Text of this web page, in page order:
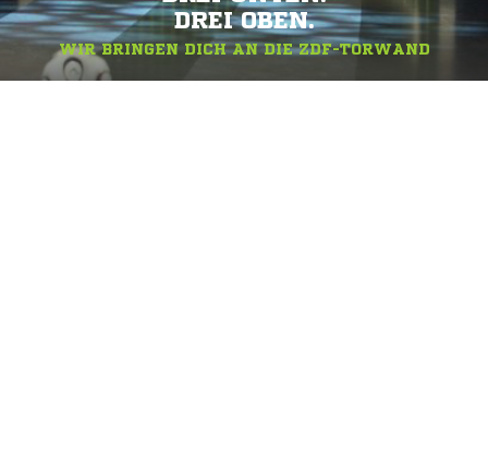
DREI OBEN.
WIR BRINGEN DICH AN DIE ZDF-TORWAND